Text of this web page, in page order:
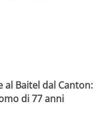
al Baitel dal Canton:
di 77 anni